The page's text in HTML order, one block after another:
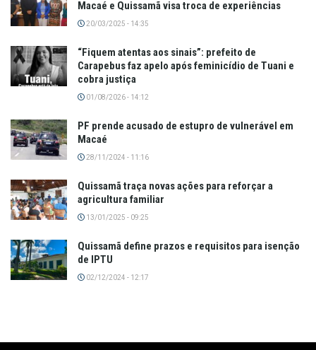
Macaé e Quissamã visa troca de experiências
20/03/2025 - 14:35
“Fiquem atentas aos sinais”: prefeito de
Carapebus faz apelo após feminicídio de Tuani e
cobra justiça
01/08/2026 - 14:12
PF prende acusado de estupro de vulnerável em
Macaé
28/11/2024 - 11:16
Quissamã traça novas ações para reforçar a
agricultura familiar
13/01/2025 - 09:25
Quissamã define prazos e requisitos para isenção
de IPTU
02/12/2024 - 12:17